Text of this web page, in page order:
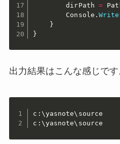
        dirPath
=
        Console
.
}
}
出力結果はこんな感じです
c:\yasnote\source
c:\yasnote\source